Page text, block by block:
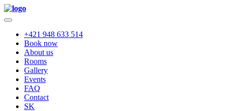
+421 948 633 514
Book now
About us
Rooms
Gallery
Events
FAQ
Contact
SK